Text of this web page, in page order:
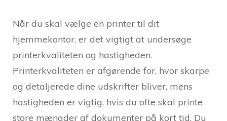
Når du skal vælge en printer til dit
hjemmekontor, er det vigtigt at undersøge
printerkvaliteten og hastigheden.
Printerkvaliteten er afgørende for, hvor skarpe
og detaljerede dine udskrifter bliver, mens
hastigheden er vigtig, hvis du ofte skal printe
store mængder af dokumenter på kort tid. Du